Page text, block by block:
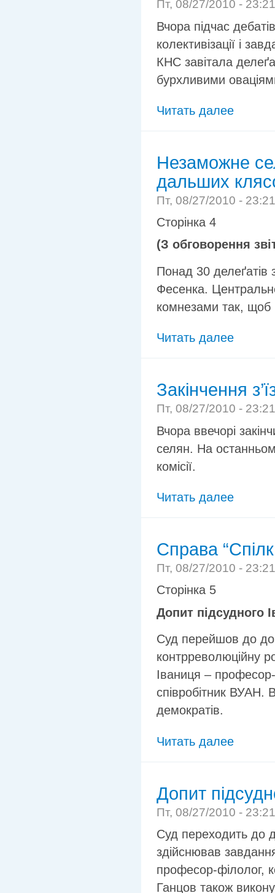
Пт, 08/27/2010 -
Вчора підчас
колективізації і
КНС завітала
бурхливими
Читать далее
Незаможне
дальших
Пт, 08/27/2010 -
Сторінка 4
(З обговорення
Понад 30 делеґатів
Фесенка.
комнезами так, щоб
Читать далее
Закінчення
Пт, 08/27/2010 -
Вчора ввечорі
селян. На
комісії.
Читать далее
Справа
Пт, 08/27/2010 -
Сторінка 5
Допит підсудного
Суд перейшов до
контрреволюційну
Іваниця –
співробітник ВУАН.
демократів.
Читать далее
Допит
Пт, 08/27/2010 -
Суд переходить до
здійснював
професор-філолог,
Ганцов також